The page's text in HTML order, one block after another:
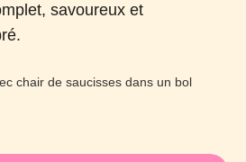
savoureux et